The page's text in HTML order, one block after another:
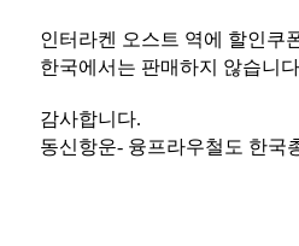
인터라켄 오스트 역에 할인쿠
한국에서는 판매하지 않습니
감사합니다.
동신항운- 융프라우철도 한국